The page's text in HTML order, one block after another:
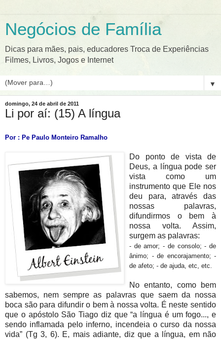
Negócios de Família
Dicas para mães, pais, educadores Troca de Experiências
Filmes, Livros, Jogos e Internet
▼
domingo, 24 de abril de 2011
Li por aí: (15) A língua
Por : Pe Paulo Monteiro Ramalho
Do ponto de vista de
Deus, a língua pode ser
vista como um
instrumento que Ele nos
deu para, através das
nossas palavras,
difundirmos o bem à
nossa volta. Assim,
surgem as palavras:
- de amor; - de consolo; - de
ânimo; - de encorajamento; -
de afeto; - de ajuda, etc, etc.
No entanto, como bem
sabemos, nem sempre as palavras que saem da nossa
boca são para difundir o bem à nossa volta. É neste sentido
que o apóstolo São Tiago diz que “a língua é um fogo..., e
sendo inflamada pelo inferno, incendeia o curso da nossa
vida” (Tg 3, 6). E, mais adiante, diz que a língua, em não